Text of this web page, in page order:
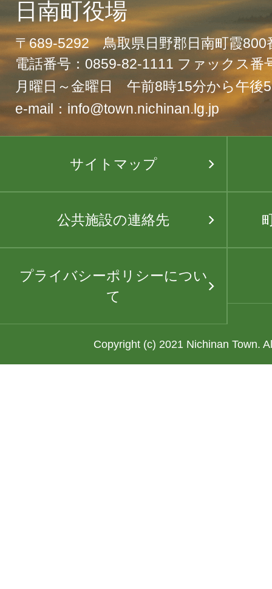
日南町役場
〒689-5292 鳥取県日野郡日南町霞800
電話番号：0859-82-1111 ファックス番
月曜日～金曜日 午前8時15分から午後
e-mail：info@town.nichinan.lg.jp
サイトマップ
公共施設の連絡先
プライバシーポリシーについ
て
Copyright (c) 2021 Nichinan Town.